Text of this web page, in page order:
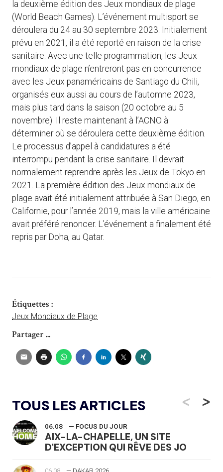
la deuxième édition des Jeux mondiaux de plage
(World Beach Games). L’événement multisport se
déroulera du 24 au 30 septembre 2023. Initialement
prévu en 2021, il a été reporté en raison de la crise
sanitaire. Avec une telle programmation, les Jeux
mondiaux de plage n’entreront pas en concurrence
avec les Jeux panaméricains de Santiago du Chili,
organisés eux aussi au cours de l’automne 2023,
mais plus tard dans la saison (20 octobre au 5
novembre). Il reste maintenant à l’ACNO à
déterminer où se déroulera cette deuxième édition.
Le processus d’appel à candidatures a été
interrompu pendant la crise sanitaire. Il devrait
normalement reprendre après les Jeux de Tokyo en
2021. La première édition des Jeux mondiaux de
plage avait été initialement attribuée à San Diego, en
Californie, pour l’année 2019, mais la ville américaine
avait préféré renoncer. L’événement a finalement été
repris par Doha, au Qatar.
Étiquettes :
Jeux Mondiaux de Plage
Partager ...
TOUS LES ARTICLES <
06.08 — FOCUS DU JOUR
AIX-LA-CHAPELLE, UN SITE
D'EXCEPTION QUI RÊVE DES JO
>